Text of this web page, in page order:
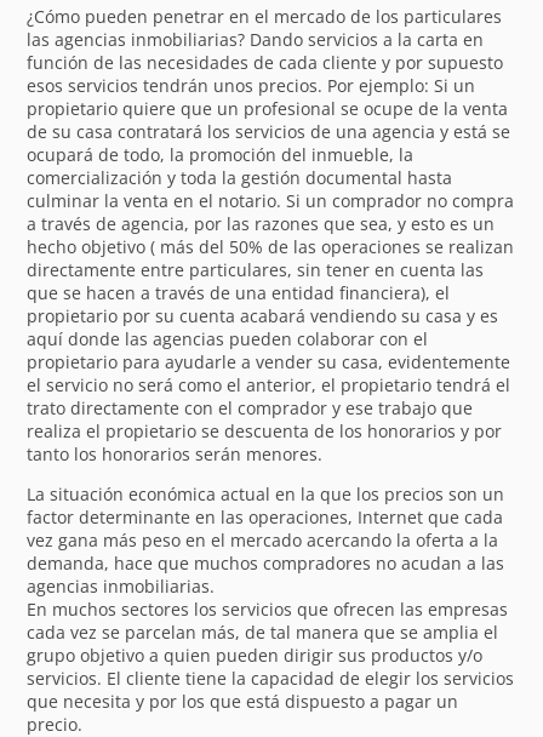
¿Cómo pueden penetrar en el mercado de los particulares
las agencias inmobiliarias? Dando servicios a la carta en
función de las necesidades de cada cliente y por supuesto
esos servicios tendrán unos precios. Por ejemplo: Si un
propietario quiere que un profesional se ocupe de la venta
de su casa contratará los servicios de una agencia y está se
ocupará de todo, la promoción del inmueble, la
comercialización y toda la gestión documental hasta
culminar la venta en el notario. Si un comprador no compra
a través de agencia, por las razones que sea, y esto es un
hecho objetivo ( más del 50% de las operaciones se realizan
directamente entre particulares, sin tener en cuenta las
que se hacen a través de una entidad financiera), el
propietario por su cuenta acabará vendiendo su casa y es
aquí donde las agencias pueden colaborar con el
propietario para ayudarle a vender su casa, evidentemente
el servicio no será como el anterior, el propietario tendrá el
trato directamente con el comprador y ese trabajo que
realiza el propietario se descuenta de los honorarios y por
tanto los honorarios serán menores.
La situación económica actual en la que los precios son un
factor determinante en las operaciones, Internet que cada
vez gana más peso en el mercado acercando la oferta a la
demanda, hace que muchos compradores no acudan a las
agencias inmobiliarias.
En muchos sectores los servicios que ofrecen las empresas
cada vez se parcelan más, de tal manera que se amplia el
grupo objetivo a quien pueden dirigir sus productos y/o
servicios. El cliente tiene la capacidad de elegir los servicios
que necesita y por los que está dispuesto a pagar un
precio.